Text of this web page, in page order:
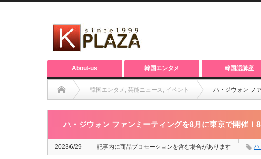
About-us 韓国エンタメ 韓国語講座
韓国エンタメ , 芸能ニュース, イベント ハ・ジウォン フ
ハ・ジウォン ファンミーティングを8月に東京で開催！
2023/6/29 記事内に商品プロモーションを含む場合があります ハ